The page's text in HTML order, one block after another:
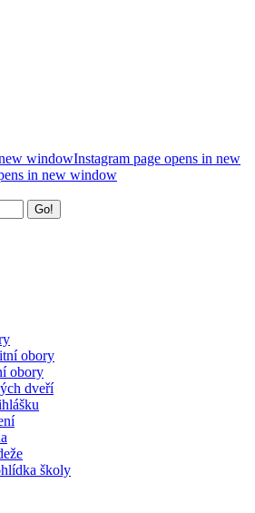
windowInstagram page opens in new
in new window
obory
obory
dveří
školy